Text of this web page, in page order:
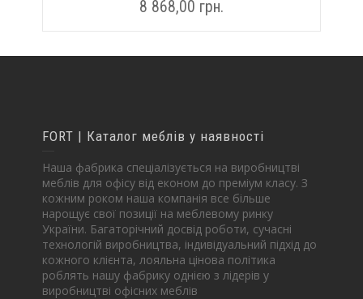
8 868,00 грн.
FORT | Каталог меблів у наявності
Наша фабрика спеціалізується на виробництві
меблів для офісу від економ до преміум класу. З
кожним роком наша компанія все більше
нарощує свої позиції на меблевому ринку
України. Багаторічний досвід роботи, сучасні
технологій виробництва, індивідуальний підхід до
кожного клієнта, лояльна цінова політика
роблять нашу фабрику однією з лідерів у
виробництві офісних меблів